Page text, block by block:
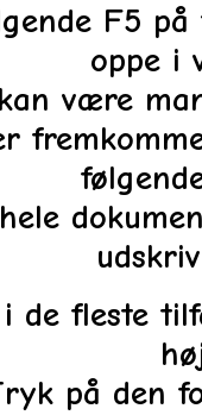
F5
oppe i
være
de fleste
på den